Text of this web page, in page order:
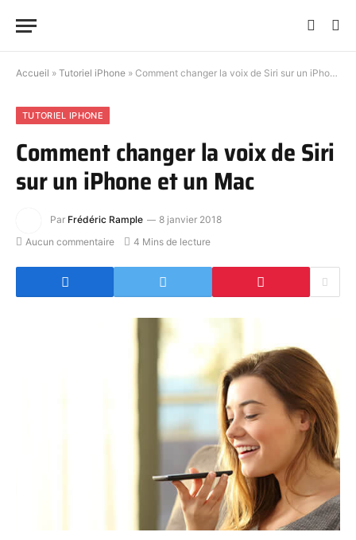
Accueil » Tutoriel iPhone » Comment changer la voix de Siri sur un iPhone et un Mac
TUTORIEL IPHONE
Comment changer la voix de Siri
sur un iPhone et un Mac
Par Frédéric Rample
8 janvier 2018
Aucun commentaire
4 Mins de lecture